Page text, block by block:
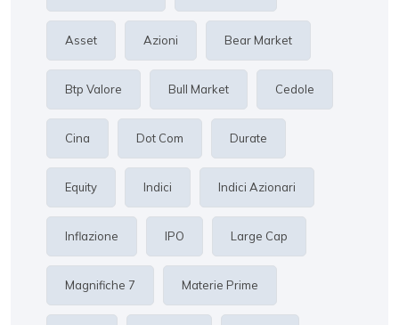
Asset Azioni Bear Market
Btp Valore Bull Market Cedole
Cina Dot Com Durate
Equity Indici Indici Azionari
Inflazione IPO Large Cap
Magnifiche 7 Materie Prime